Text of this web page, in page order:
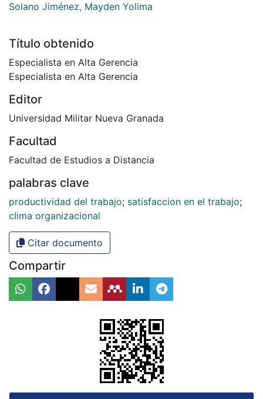
Solano Jiménez, Mayden Yolima
Título obtenido
Especialista en Alta Gerencia
Especialista en Alta Gerencia
Editor
Universidad Militar Nueva Granada
Facultad
Facultad de Estudios a Distancia
palabras clave
productividad del trabajo; satisfaccion en el trabajo;
clima organizacional
Citar documento
Compartir